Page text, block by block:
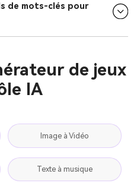
de mots-clés pour
de jeux
IA
Image à Vidéo
Texte à musique